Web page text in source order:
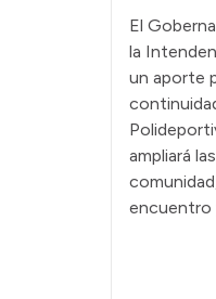
El
la
un aporte
ampliará
encuentro